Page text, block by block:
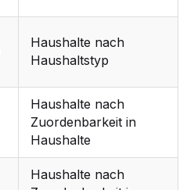
Haushalte nach
Haushaltstyp
Haushalte nach
Zuordenbarkeit in
Haushalte
Haushalte nach